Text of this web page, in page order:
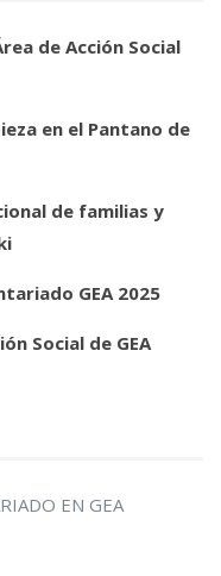
de Acción Social
en el Pantano de
de familias y
GEA 2025
Social de GEA
EN GEA